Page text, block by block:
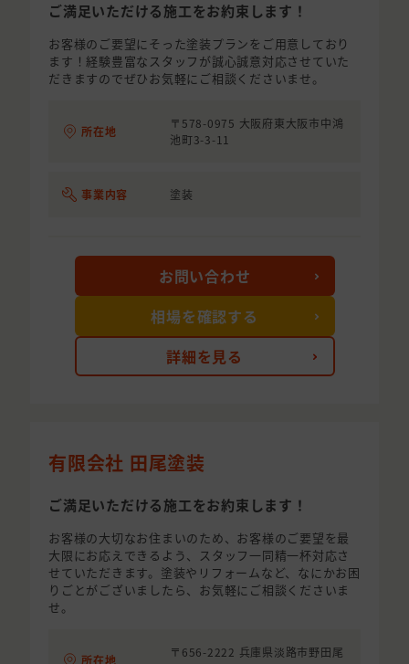
ご満足いただける施工をお約束します！
お客様のご要望にそった塗装プランをご用意しており
ます！経験豊富なスタッフが誠心誠意対応させていた
だきますのでぜひお気軽にご相談くださいませ。
所在地
〒578-0975 大阪府東大阪市中鴻
池町3-3-11
事業内容 塗装
詳細を見る
お問い合わせ
相場を確認する
有限会社 田尾塗装
ご満足いただける施工をお約束します！
お客様の大切なお住まいのため、お客様のご要望を最
大限にお応えできるよう、スタッフ一同精一杯対応さ
せていただきます。塗装やリフォームなど、なにかお困
りごとがございましたら、お気軽にご相談くださいま
せ。
所在地
〒656-2222 兵庫県淡路市野田尾